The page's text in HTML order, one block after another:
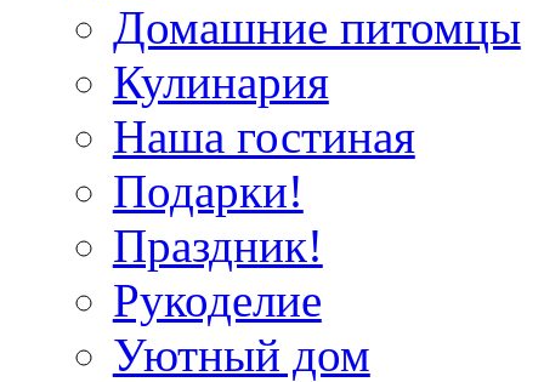
Домашние питомцы
Кулинария
Наша гостиная
Подарки!
Праздник!
Рукоделие
Уютный дом